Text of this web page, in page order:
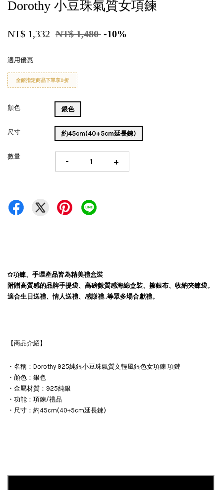
Dorothy 小豆珠氣質女項鍊
NT$ 1,332 NT$ 1,480 -10%
適用優惠
全館指定商品下單享9折
顏色 銀色
尺寸 約45cm(40+5cm延長鍊)
數量 - +
✩項鍊、手環產品皆為精美禮盒裝
附贈高質感的品牌手提袋、高磅數質感海綿盒裝、擦銀布、收納夾鍊袋。
適合生日送禮、情人送禮、感謝禮..等眾多場合獻禮。
【商品介紹】
・名稱：Dorothy 925純銀小豆珠氣質文輕風銀色女項鍊 項鏈
・顏色：銀色
・金屬材質：925純銀
・功能：項鍊/禮品
・尺寸：約45cm(40+5cm延長鍊)